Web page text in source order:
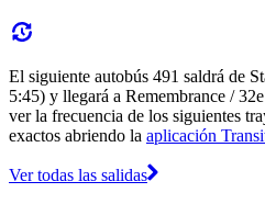
El siguiente autobús 491 saldrá de
5:45) y llegará a Remembrance /
ver la frecuencia de los siguientes
exactos abriendo la aplicación
Ver todas las salidas